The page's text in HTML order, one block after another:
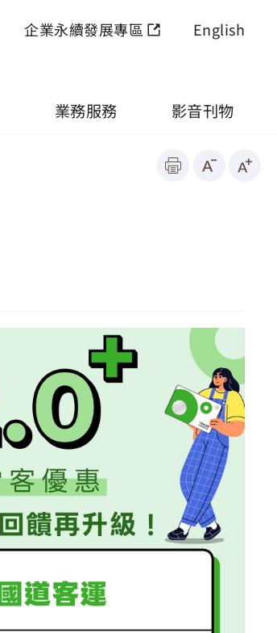
企業永續發展專區 English
業務服務 影音刊物